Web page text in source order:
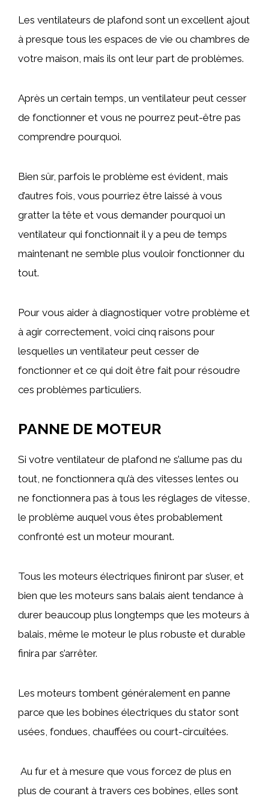
Les ventilateurs de plafond sont un excellent ajout
à presque tous les espaces de vie ou chambres de
votre maison, mais ils ont leur part de problèmes.
Après un certain temps, un ventilateur peut cesser
de fonctionner et vous ne pourrez peut-être pas
comprendre pourquoi.
Bien sûr, parfois le problème est évident, mais
d’autres fois, vous pourriez être laissé à vous
gratter la tête et vous demander pourquoi un
ventilateur qui fonctionnait il y a peu de temps
maintenant ne semble plus vouloir fonctionner du
tout.
Pour vous aider à diagnostiquer votre problème et
à agir correctement, voici cinq raisons pour
lesquelles un ventilateur peut cesser de
fonctionner et ce qui doit être fait pour résoudre
ces problèmes particuliers.
PANNE DE MOTEUR
Si votre ventilateur de plafond ne s’allume pas du
tout, ne fonctionnera qu’à des vitesses lentes ou
ne fonctionnera pas à tous les réglages de vitesse,
le problème auquel vous êtes probablement
confronté est un moteur mourant.
Tous les moteurs électriques finiront par s’user, et
bien que les moteurs sans balais aient tendance à
durer beaucoup plus longtemps que les moteurs à
balais, même le moteur le plus robuste et durable
finira par s’arrêter.
Les moteurs tombent généralement en panne
parce que les bobines électriques du stator sont
usées, fondues, chauffées ou court-circuitées.
Au fur et à mesure que vous forcez de plus en
plus de courant à travers ces bobines, elles sont